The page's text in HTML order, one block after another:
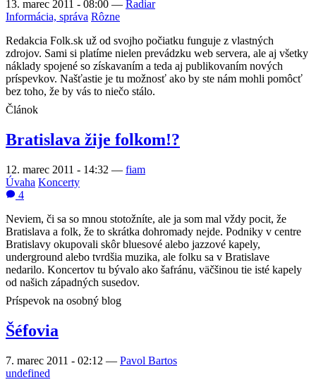
13. marec 2011 - 08:00 — Radiar
Informácia, správa Rôzne
Redakcia Folk.sk už od svojho počiatku funguje z vlastných
zdrojov. Sami si platíme nielen prevádzku web servera, ale aj všetky
náklady spojené so získavaním a teda aj publikovaním nových
príspevkov. Našťastie je tu možnosť ako by ste nám mohli pomôcť
bez toho, že by vás to niečo stálo.
Článok
Bratislava žije folkom!?
12. marec 2011 - 14:32 — fiam
Úvaha Koncerty
4
Neviem, či sa so mnou stotožníte, ale ja som mal vždy pocit, že
Bratislava a folk, že to skrátka dohromady nejde. Podniky v centre
Bratislavy okupovali skôr bluesové alebo jazzové kapely,
underground alebo tvrdšia muzika, ale folku sa v Bratislave
nedarilo. Koncertov tu bývalo ako šafránu, väčšinou tie isté kapely
od našich západných susedov.
Príspevok na osobný blog
Šéfovia
7. marec 2011 - 02:12 — Pavol Bartos
undefined